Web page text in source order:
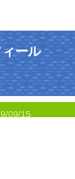
ール
09/15